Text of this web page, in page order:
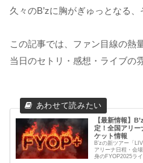
久々のB’zに胸がぎゅっとなる、
この記事では、ファン目線の熱
当日のセトリ・感想・ライブの
【最新情報】
定！全国アリ
ケット情報
B’zの新ツアー「
アリーナ日程・会
身のFYOP2025ラ